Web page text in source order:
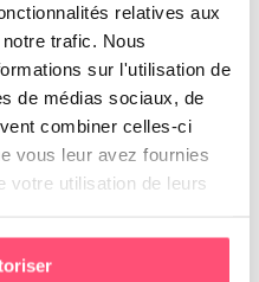
relatives aux
trafic. Nous
sur l'utilisation de
de médias sociaux, de
combiner celles-ci
vous leur avez fournies
votre utilisation de leurs
blancs : 10
au pelage
immaculé des chiens
en fait rêver plus d’un !
courts ou poils longs, les